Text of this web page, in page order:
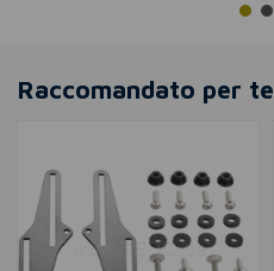
Raccomandato per te